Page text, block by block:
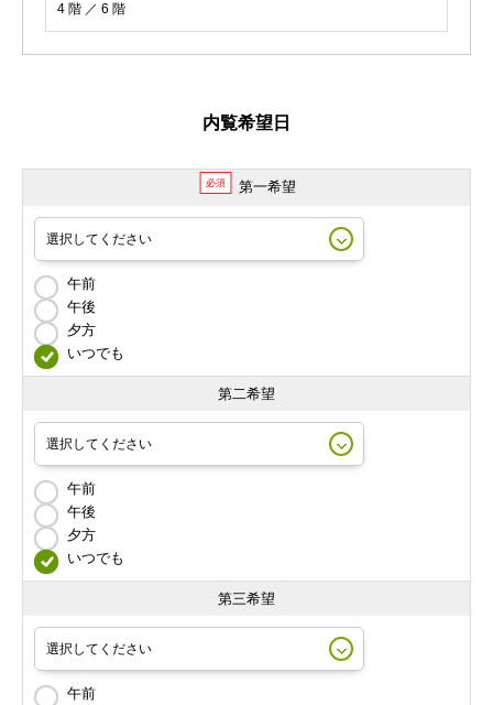
4 階 ／ 6 階
内覧希望日
必須 第一希望
午前
午後
夕方
いつでも
第二希望
午前
午後
夕方
いつでも
第三希望
午前